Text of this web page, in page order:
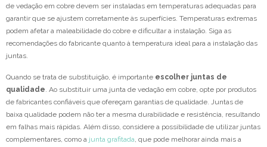
de vedação em cobre devem ser instaladas em temperaturas adequadas para
garantir que se ajustem corretamente às superfícies. Temperaturas extremas
podem afetar a maleabilidade do cobre e dificultar a instalação. Siga as
recomendações do fabricante quanto à temperatura ideal para a instalação das
juntas.
Quando se trata de substituição, é importante escolher juntas de
qualidade. Ao substituir uma junta de vedação em cobre, opte por produtos
de fabricantes confiáveis que ofereçam garantias de qualidade. Juntas de
baixa qualidade podem não ter a mesma durabilidade e resistência, resultando
em falhas mais rápidas. Além disso, considere a possibilidade de utilizar juntas
complementares, como a junta grafitada, que pode melhorar ainda mais a